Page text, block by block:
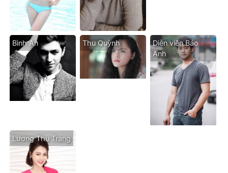
Bình An Thu Quỳnh
Diễn viên Bảo
Anh
Lương Thu Trang